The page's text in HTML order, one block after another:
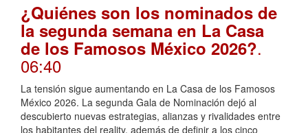
¿Quiénes son los nominados de
la segunda semana en La Casa
de los Famosos México 2026?.
06:40
La tensión sigue aumentando en La Casa de los Famosos
México 2026. La segunda Gala de Nominación dejó al
descubierto nuevas estrategias, alianzas y rivalidades entre
los habitantes del reality, además de definir a los cinco